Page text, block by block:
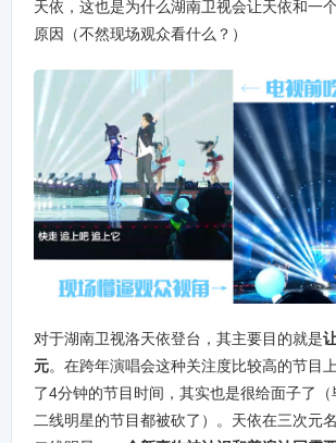
天依，这也是为什么湖南卫视会让天依和一
原因（不然现场观众看什么？）
对于湖南卫视洛天依登台，其主要目的就是
元。在跨年演唱会这种关注度比较高的节目
了4分钟的节目时间，其实也是很给面子了
二线明星的节目都被砍了）。天依在三次元